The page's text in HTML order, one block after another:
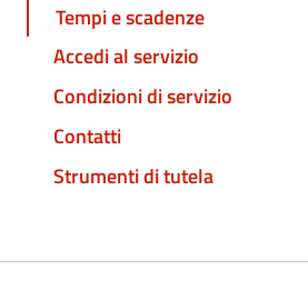
Tempi e scadenze
Accedi al servizio
Condizioni di servizio
Contatti
Strumenti di tutela